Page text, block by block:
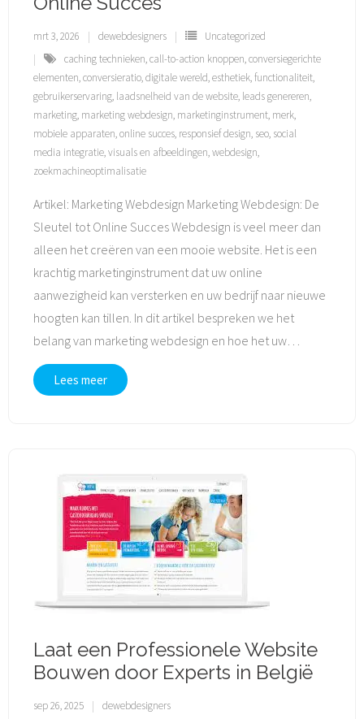
mrt 3, 2026 dewebdesigners
Uncategorized
caching technieken,call-to-action knoppen,conversiegerichte
elementen,conversieratio,digitale wereld,esthetiek,functionaliteit,
gebruikerservaring, laadsnelheid van de website, leads genereren,
marketing, marketing webdesign, marketinginstrument, merk,
mobiele apparaten,online succes, responsief design, seo, social
media integratie,visuals en afbeeldingen,webdesign,
zoekmachineoptimalisatie
Artikel: Marketing Webdesign Marketing Webdesign: De
Sleutel tot Online Succes Webdesign is veel meer dan
alleen het creëren van een mooie website. Het is een
krachtig marketinginstrument dat uw online
aanwezigheid kan versterken en uw bedrijf naar nieuwe
hoogten kan tillen. In dit artikel bespreken we het
belang van marketing webdesign en hoe het uw…
Lees meer
Laat een Professionele Website
Bouwen door Experts in België
sep 26, 2025 dewebdesigners